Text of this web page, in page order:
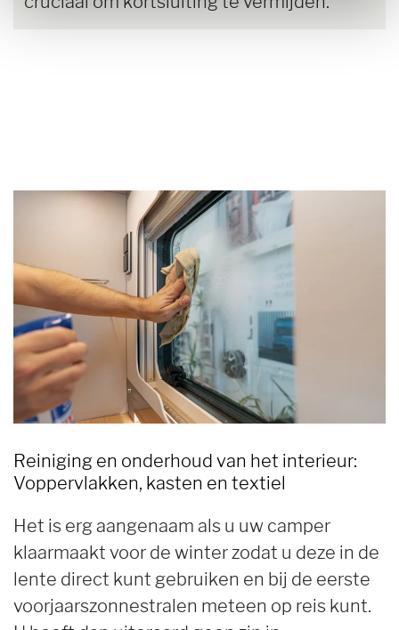
Reiniging en onderhoud van het interieur:
Voppervlakken, kasten en textiel
Het is erg aangenaam als u uw camper
klaarmaakt voor de winter zodat u deze in de
lente direct kunt gebruiken en bij de eerste
voorjaarszonnestralen meteen op reis kunt.